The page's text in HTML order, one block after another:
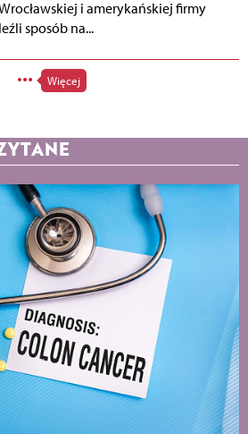
i amerykańskiej firmy
sposób na...
Więcej